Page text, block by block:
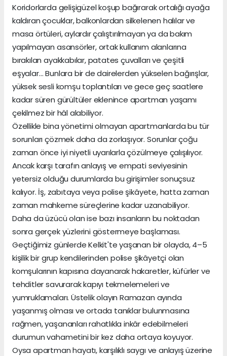
Koridorlarda gelişigüzel koşup bağırarak ortalığı ayağa
kaldıran çocuklar, balkonlardan silkelenen halılar ve
masa örtüleri, aylardır çalıştırılmayan ya da bakım
yapılmayan asansörler, ortak kullanım alanlarına
bırakılan ayakkabılar, patates çuvalları ve çeşitli
eşyalar… Bunlara bir de dairelerden yükselen bağırışlar,
yüksek sesli komşu toplantıları ve gece geç saatlere
kadar süren gürültüler eklenince apartman yaşamı
çekilmez bir hâl alabiliyor.
Özellikle bina yönetimi olmayan apartmanlarda bu tür
sorunları çözmek daha da zorlaşıyor. Sorunlar çoğu
zaman önce iyi niyetli uyarılarla çözülmeye çalışılıyor.
Ancak karşı tarafın anlayış ve empati seviyesinin
yetersiz olduğu durumlarda bu girişimler sonuçsuz
kalıyor. İş, zabıtaya veya polise şikâyete, hatta zaman
zaman mahkeme süreçlerine kadar uzanabiliyor.
Daha da üzücü olan ise bazı insanların bu noktadan
sonra gerçek yüzlerini göstermeye başlaması.
Geçtiğimiz günlerde Kelkit'te yaşanan bir olayda, 4–5
kişilik bir grup kendilerinden polise şikâyetçi olan
komşularının kapısına dayanarak hakaretler, küfürler ve
tehditler savurarak kapıyı tekmelemeleri ve
yumruklamaları. Üstelik olayın Ramazan ayında
yaşanmış olması ve ortada tanıklar bulunmasına
rağmen, yaşananları rahatlıkla inkâr edebilmeleri
durumun vahametini bir kez daha ortaya koyuyor.
Oysa apartman hayatı, karşılıklı saygı ve anlayış üzerine